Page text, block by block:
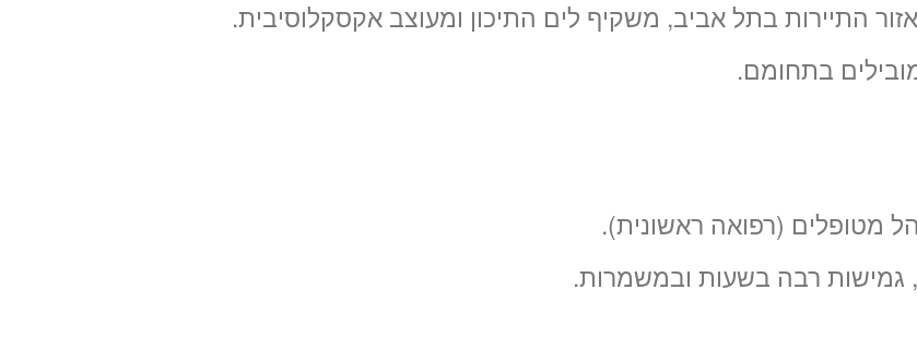
התיירות בתל אביב, משקיף לים התיכון ומעוצב אקסקלוסיבית.
בתחומם.
מטופלים (רפואה ראשונית).